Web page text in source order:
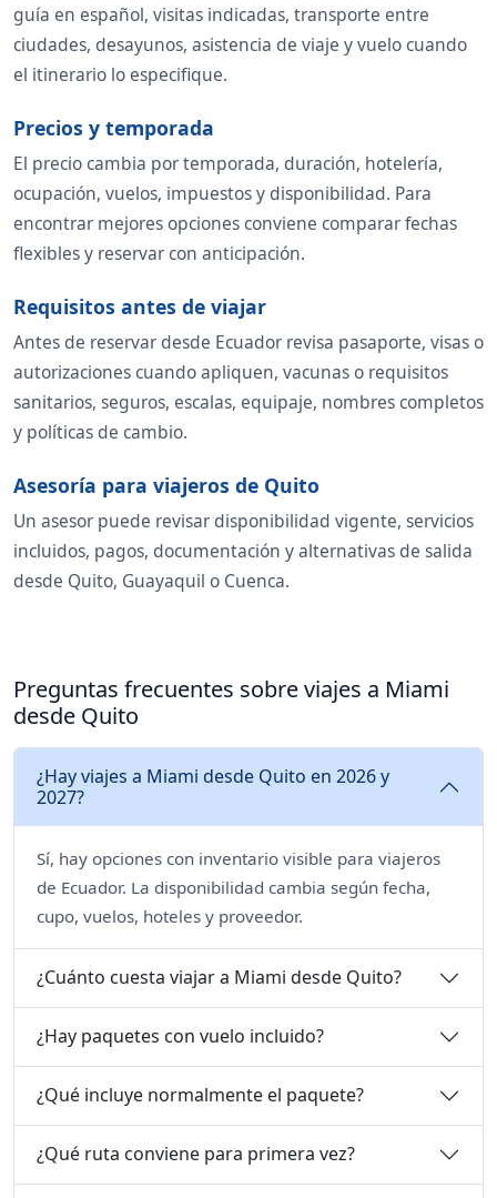
guía en español, visitas indicadas, transporte entre
ciudades, desayunos, asistencia de viaje y vuelo cuando
el itinerario lo especifique.
Precios y temporada
El precio cambia por temporada, duración, hotelería,
ocupación, vuelos, impuestos y disponibilidad. Para
encontrar mejores opciones conviene comparar fechas
flexibles y reservar con anticipación.
Requisitos antes de viajar
Antes de reservar desde Ecuador revisa pasaporte, visas o
autorizaciones cuando apliquen, vacunas o requisitos
sanitarios, seguros, escalas, equipaje, nombres completos
y políticas de cambio.
Asesoría para viajeros de Quito
Un asesor puede revisar disponibilidad vigente, servicios
incluidos, pagos, documentación y alternativas de salida
desde Quito, Guayaquil o Cuenca.
Preguntas frecuentes sobre viajes a Miami
desde Quito
¿Hay viajes a Miami desde Quito en 2026 y
2027?
Sí, hay opciones con inventario visible para viajeros
de Ecuador. La disponibilidad cambia según fecha,
cupo, vuelos, hoteles y proveedor.
¿Cuánto cuesta viajar a Miami desde Quito?
¿Hay paquetes con vuelo incluido?
¿Qué incluye normalmente el paquete?
¿Qué ruta conviene para primera vez?